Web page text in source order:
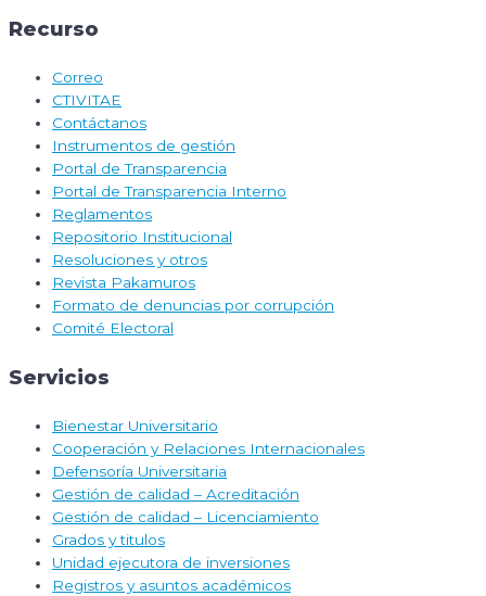
Recurso
Correo
CTIVITAE
Contáctanos
Instrumentos de gestión
Portal de Transparencia
Portal de Transparencia Interno
Reglamentos
Repositorio Institucional
Resoluciones y otros
Revista Pakamuros
Formato de denuncias por corrupción
Comité Electoral
Servicios
Bienestar Universitario
Cooperación y Relaciones Internacionales
Defensoría Universitaria
Gestión de calidad – Acreditación
Gestión de calidad – Licenciamiento
Grados y titulos
Unidad ejecutora de inversiones
Registros y asuntos académicos